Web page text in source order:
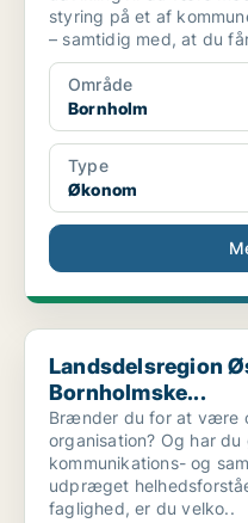
styring på et af
– samtidig med, at du
Område
Bornholm
Type
Økonom
Landsdelsregion Øst søger
Landsdelsregion
Bornholmske...
Brænder du for at være
organisation? Og har
kommunikations- og
udpræget
faglighed, er du velko..